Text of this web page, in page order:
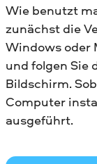
Wie benutzt
zunächst die
Windows oder
und folgen Sie
Bildschirm.
Computer
ausgeführt.